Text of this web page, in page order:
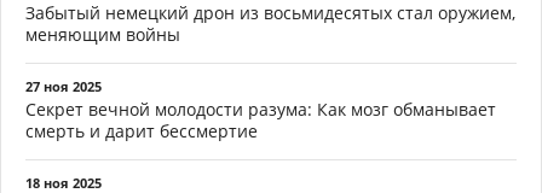
Забытый немецкий дрон из восьмидесятых стал оружием,
меняющим войны
27 ноя 2025
Секрет вечной молодости разума: Как мозг обманывает
смерть и дарит бессмертие
18 ноя 2025